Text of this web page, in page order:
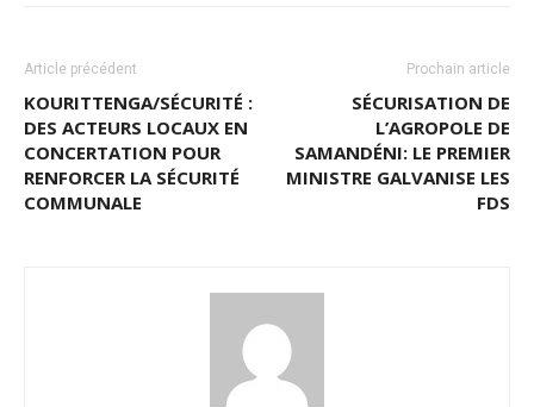
Article précédent
KOURITTENGA/SÉCURITÉ :
DES ACTEURS LOCAUX EN
CONCERTATION POUR
RENFORCER LA SÉCURITÉ
COMMUNALE
Prochain article
SÉCURISATION DE
L’AGROPOLE DE
SAMANDÉNI: LE PREMIER
MINISTRE GALVANISE LES
FDS